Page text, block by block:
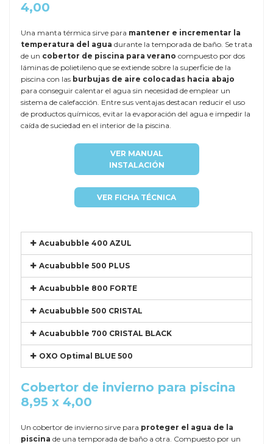
4,00
Una manta térmica sirve para mantener e incrementar la
temperatura del agua durante la temporada de baño. Se trata
de un cobertor de piscina para verano compuesto por dos
láminas de polietileno que se extiende sobre la superficie de la
piscina con las burbujas de aire colocadas hacia abajo
para conseguir calentar el agua sin necesidad de emplear un
sistema de calefacción. Entre sus ventajas destacan reducir el uso
de productos químicos, evitar la evaporación del agua e impedir la
caída de suciedad en el interior de la piscina.
VER MANUAL
INSTALACIÓN
VER FICHA TÉCNICA
Acuabubble 400 AZUL
Acuabubble 500 PLUS
Acuabubble 800 FORTE
Acuabubble 500 CRISTAL
Acuabubble 700 CRISTAL BLACK
OXO Optimal BLUE 500
Cobertor de invierno para piscina
8,95 x 4,00
Un cobertor de invierno sirve para proteger el agua de la
piscina de una temporada de baño a otra. Compuesto por un